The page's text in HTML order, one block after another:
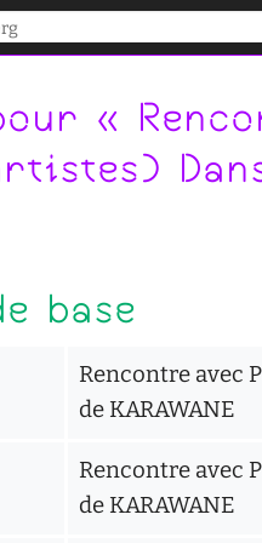
«
Dans
base
Rencontre avec
de KARAWANE
Rencontre avec
de KARAWANE